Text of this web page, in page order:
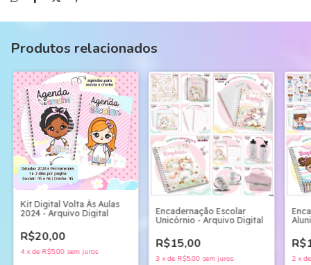
Produtos relacionados
Kit Digital Volta Ás Aulas
2024 - Arquivo Digital
R$20,00
4 xde R$5,00 sem juros
Encadernação Escolar
Unicórnio - Arquivo Digital
R$15,00
3 xde R$5,00 sem juros 2 x